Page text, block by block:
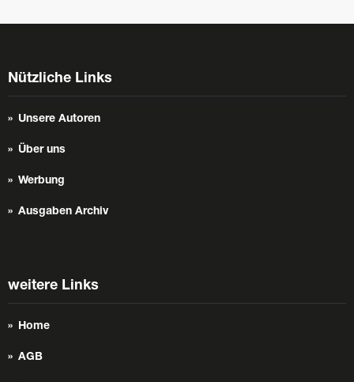
Nützliche Links
Unsere Autoren
Über uns
Werbung
Ausgaben Archiv
weitere Links
Home
AGB